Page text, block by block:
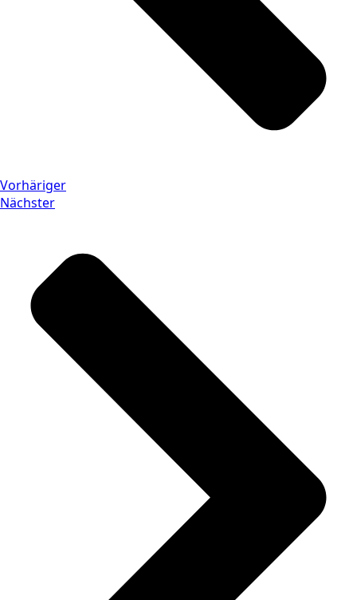
Vorhäriger
Nächster